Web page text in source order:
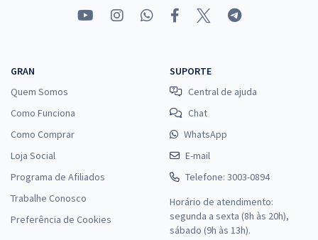
GRAN
Quem Somos
Como Funciona
Como Comprar
Loja Social
Programa de Afiliados
Trabalhe Conosco
Preferência de Cookies
SUPORTE
Central de ajuda
Chat
WhatsApp
E-mail
Telefone: 3003-0894
Horário de atendimento:
segunda a sexta (8h às 20h),
sábado (9h às 13h).